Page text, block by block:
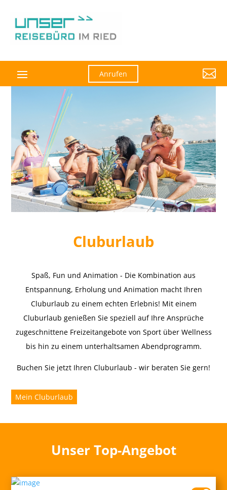
Anrufen 
Cluburlaub
Spaß, Fun und Animation - Die Kombination aus
Entspannung, Erholung und Animation macht Ihren
Cluburlaub zu einem echten Erlebnis! Mit einem
Cluburlaub genießen Sie speziell auf Ihre Ansprüche
zugeschnittene Freizeitangebote von Sport über Wellness
bis hin zu einem unterhaltsamen Abendprogramm.
Buchen Sie jetzt Ihren Cluburlaub - wir beraten Sie gern!
Mein Cluburlaub
Unser Top-Angebot